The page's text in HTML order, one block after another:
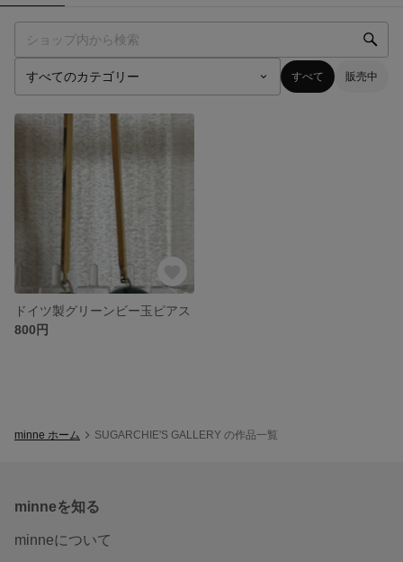
すべて 販売中
ドイツ製グリーンビー玉ピアス
800円
minne ホーム SUGARCHIE'S GALLERY の作品一覧
minneを知る
minneについて